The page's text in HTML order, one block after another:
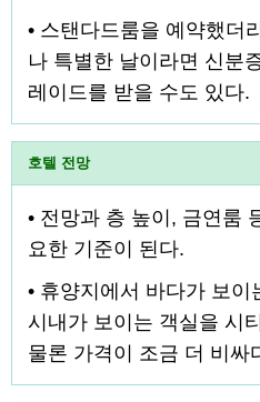
• 스탠다드룸을 예약했더
나 특별한 날이라면 신분
레이드를 받을 수도 있다.
호텔 전망
• 전망과 층 높이, 금연룸
요한 기준이 된다.
• 휴양지에서 바다가 보
시내가 보이는 객실을 시
물론 가격이 조금 더 비싸